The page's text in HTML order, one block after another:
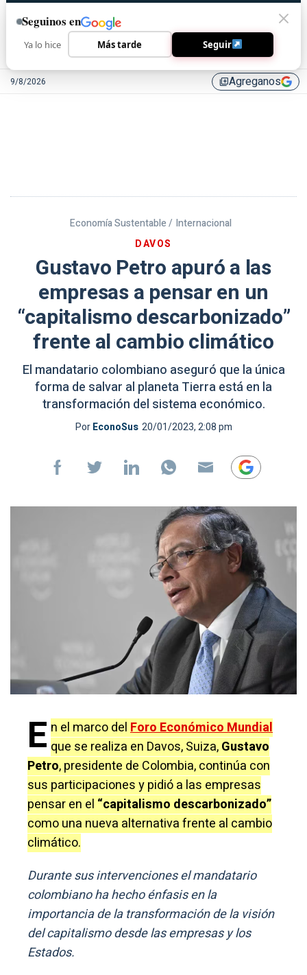
9/8/2026 library_addAgreganos
Economía Sustentable / Internacional
DAVOS
Gustavo Petro apuró a las
empresas a pensar en un
“capitalismo descarbonizado”
frente al cambio climático
El mandatario colombiano aseguró que la única
forma de salvar al planeta Tierra está en la
transformación del sistema económico.
PorEconoSus 20/01/2023, 2:08 pm
E n el marco delForo Económico Mundial
que se realiza en Davos, Suiza,Gustavo
Petro, presidente de Colombia, continúa con
sus participaciones y pidió a las empresas
pensar en el “capitalismo descarbonizado”
como una nueva alternativa frente al cambio
climático.
Durante sus intervenciones el mandatario
colombiano ha hecho énfasis en la
importancia de la transformación de la visión
del capitalismo desde las empresas y los
Estados.
Seguinos en
Ya lo hice Más tarde Seguir